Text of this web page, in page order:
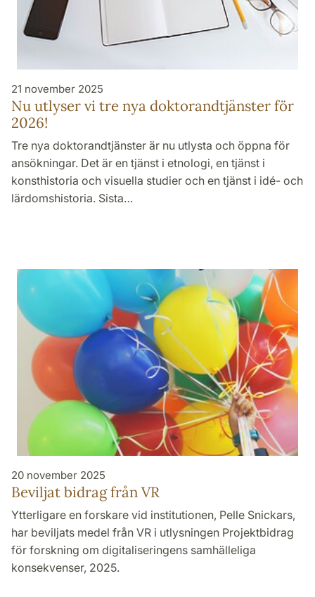
21 november 2025
Nu utlyser vi tre nya doktorand­tjänster för
2026!
Tre nya doktorandtjänster är nu utlysta och öppna för
ansökningar. Det är en tjänst i etnologi, en tjänst i
konsthistoria och visuella studier och en tjänst i idé- och
lärdomshistoria. Sista…
20 november 2025
Beviljat bidrag från VR
Ytterligare en forskare vid institutionen, Pelle Snickars,
har beviljats medel från VR i utlysningen Projektbidrag
för forskning om digitaliseringens samhälleliga
konsekvenser, 2025.